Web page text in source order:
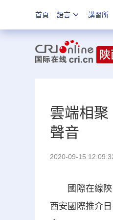
首頁 語言 講習所
雲端相
聲音
2020-09-15
國際在線陝西
西安國際推介